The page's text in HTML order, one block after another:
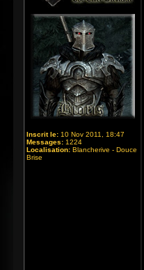
Inscrit le: 10 Nov 2011, 18:47
Messages: 1224
Localisation: Blancherive - Douce
Brise